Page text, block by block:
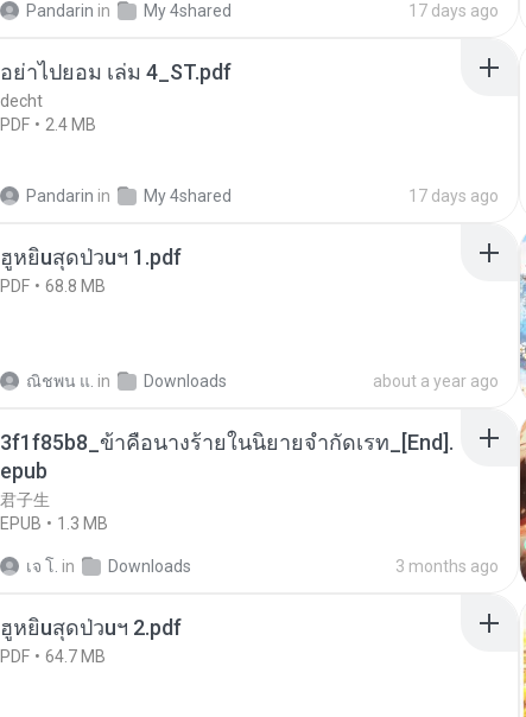
Pandarin in My 4shared 17 days ago
อย่าไปยอม เล่ม 4_ST.pdf
decht
PDF
2.4 MB
Pandarin in My 4shared 17 days ago
ฮูหยิuสุดป่วuฯ 1.pdf
PDF 68.8 MB
ณิชพน แ. in Downloads about a year ago
3f1f85b8_ข้าคือนางร้ายในนิยายจำกัดเรท_[End].
epub
君子生
EPUB
1.3 MB
เจ โ. in Downloads 3 months ago
ฮูหยิuสุดป่วuฯ 2.pdf
PDF 64.7 MB